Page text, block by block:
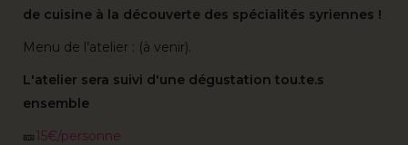
de cuisine à la découverte des spécialités syriennes !
Menu de l’atelier : (à venir).
L'atelier sera suivi d'une dégustation tou.te.s
ensemble
🎫15€/personne